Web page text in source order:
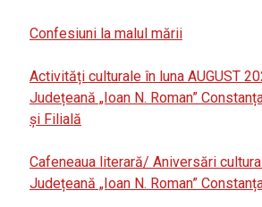
Confesiuni la malul mării
Activități culturale în luna AUGUST
Județeană „Ioan N. Roman”
și Filială
Cafeneaua literară/ Aniversări
Județeană „Ioan N. Roman”